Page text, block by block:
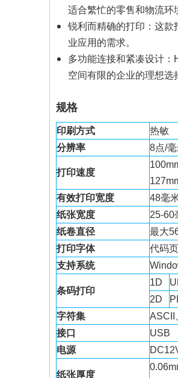
适合繁忙的零售和物流环
锐利而精确的打印：这款
业应用的需求。
多功能连接和紧凑设计
空间有限的企业的理想选
规格
印刷方式
热敏
分辨率
8点/
打印速度
有效打印宽度
48毫
纸张宽度
25-60
纸卷直径
最大
打印字体
代码
支持系统
条码打印
1D
2D
字符集
ASCII
接口
USB
电源
纸张厚度